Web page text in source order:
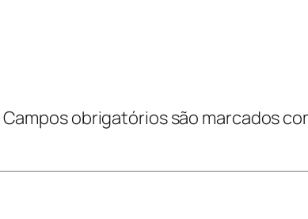
Campos obrigatórios são marcados